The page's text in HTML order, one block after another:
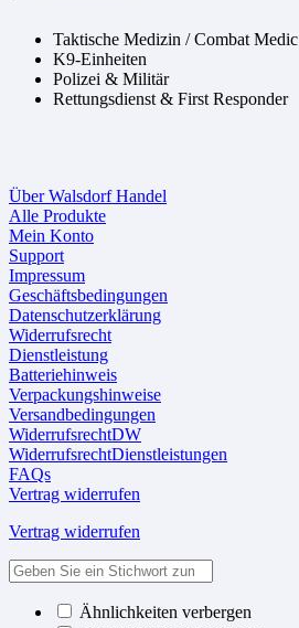
Taktische Medizin / Combat Medic
K9-Einheiten
Polizei & Militär
Rettungsdienst & First Responder
Über Walsdorf Handel
Alle Produkte
Mein Konto
Support
Impressum
Geschäftsbedingungen
Datenschutzerklärung
Widerrufsrecht
Dienstleistung
Batteriehinweis
Verpackungshinweise
Versandbedingungen
WiderrufsrechtDW
WiderrufsrechtDienstleistungen
FAQs
Vertrag widerrufen
Vertrag widerrufen
Ähnlichkeiten verbergen